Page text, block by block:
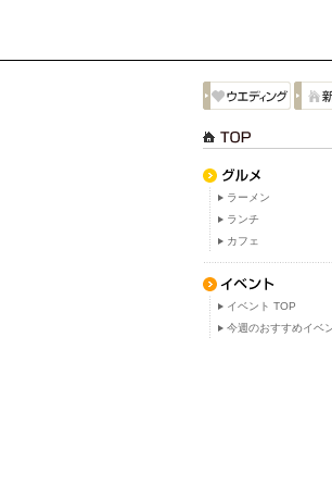
ラーメン
ランチ
カフェ
イベント TOP
今週のおすすめイベ